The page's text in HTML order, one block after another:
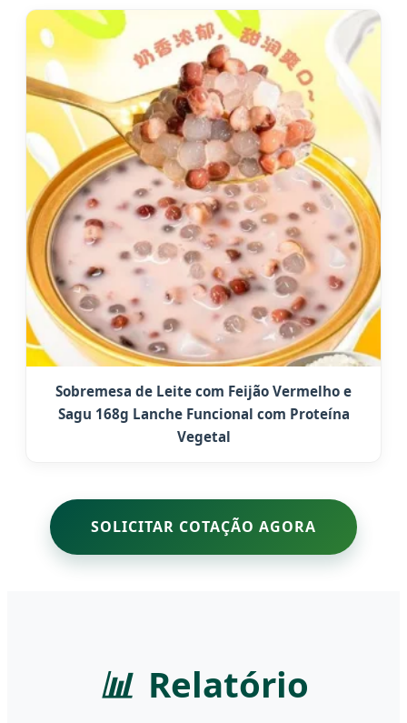
Sobremesa de Leite com Feijão Vermelho e
Sagu 168g Lanche Funcional com Proteína
Vegetal
SOLICITAR COTAÇÃO AGORA
📊 Relatório